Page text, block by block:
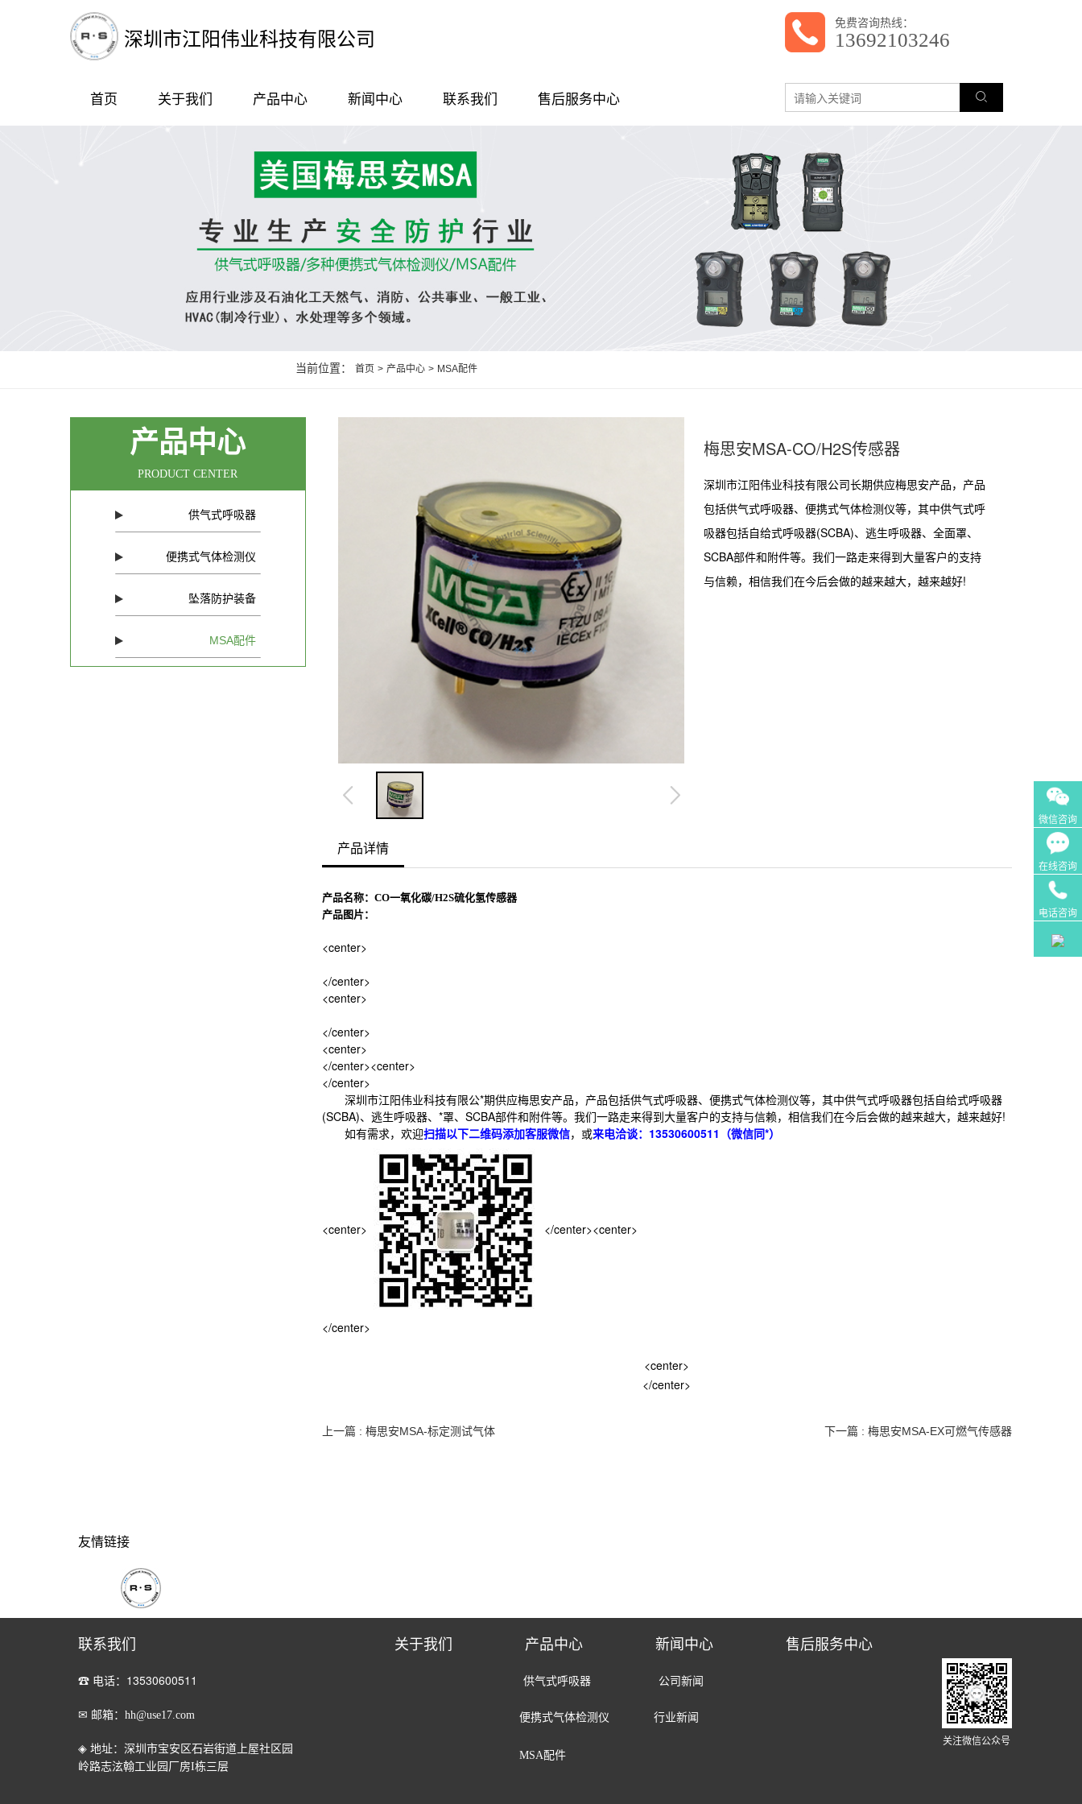
深圳市江阳伟业科技有限公司
免费咨询热线：
13692103246
首页 关于我们 产品中心 新闻中心 联系我们 售后服务中心
当前位置： 首页 > 产品中心 > MSA配件
产品中心
PRODUCT CENTER
供气式呼吸器
便携式气体检测仪
坠落防护装备
MSA配件
梅思安MSA-CO/H2S传感器
深圳市江阳伟业科技有限公司长期供应梅思安产品，产品
包括供气式呼吸器、便携式气体检测仪等，其中供气式呼
吸器包括自给式呼吸器(SCBA)、逃生呼吸器、全面罩、
SCBA部件和附件等。我们一路走来得到大量客户的支持
与信赖，相信我们在今后会做的越来越大，越来越好!
产品详情
产品名称：CO一氧化碳/H2S硫化氢传感器
产品图片：
<center>
</center>
<center>
</center>
<center>
</center><center>
</center>
深圳市江阳伟业科技有限公*期供应梅思安产品，产品包括供气式呼吸器、便携式气体检测仪等，其中供气式呼吸器包括自给式呼吸器
(SCBA)、逃生呼吸器、*罩、SCBA部件和附件等。我们一路走来得到大量客户的支持与信赖，相信我们在今后会做的越来越大，越来越好!
如有需求，欢迎扫描以下二维码添加客服微信，或来电洽谈：13530600511（微信同*）
<center> </center><center>
</center>
<center>
</center>
上一篇 : 梅思安MSA-标定测试气体 下一篇 : 梅思安MSA-EX可燃气传感器
友情链接
联系我们
☎ 电话：13530600511
✉ 邮箱：hh@use17.com
◈ 地址：深圳市宝安区石岩街道上屋社区园
岭路志泫翰工业园厂房I栋三层
关于我们 产品中心 新闻中心 售后服务中心
供气式呼吸器 公司新闻
便携式气体检测仪 行业新闻
MSA配件
微信咨询
在线咨询
电话咨询
关注微信公众号